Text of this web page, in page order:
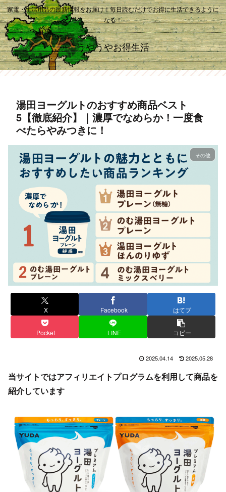
家電・生活用品の最新情報をお届け！毎日読むだけでお得に生活できるように
なる！
うやうやお得生活
湯田ヨーグルトのおすすめ商品ベスト
5【徹底紹介】｜濃厚でなめらか！一度食
べたらやみつきに！
その他
X Facebook はてブ
Pocket LINE コピー
2025.04.14 2025.05.28
当サイトではアフィリエイトプログラムを利用して商品を
紹介しています